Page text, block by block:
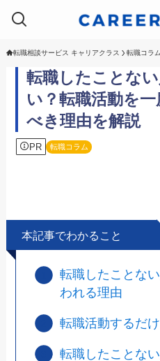
転職相談サービス キャリアクラス 転職コラム
転職したことな
い？転職活動を
べき理由を解説
PR 転職コラム
本記事でわかること
転職したことな
われる理由
転職活動するだ
転職したことな